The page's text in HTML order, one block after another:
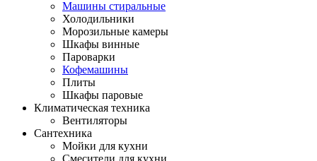
Машины стиральные
Холодильники
Морозильные камеры
Шкафы винные
Пароварки
Кофемашины
Плиты
Шкафы паровые
Климатическая техника
Вентиляторы
Сантехника
Мойки для кухни
Смесители для кухни